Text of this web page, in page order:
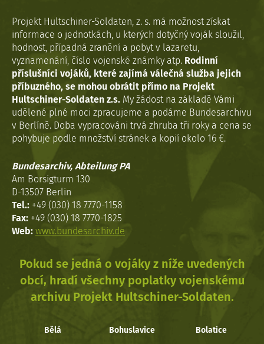
Projekt Hultschiner-Soldaten, z. s. má možnost získat
informace o jednotkách, u kterých dotyčný voják sloužil,
hodnost, případná zranění a pobyt v lazaretu,
vyznamenání, číslo vojenské známky atp. Rodinní
příslušníci vojáků, které zajímá válečná služba jejich
příbuzného, se mohou obrátit přímo na Projekt
Hultschiner-Soldaten z.s. My žádost na základě Vámi
udělené plné moci zpracujeme a podáme Bundesarchivu
v Berlíně. Doba vypracováni trvá zhruba tři roky a cena se
pohybuje podle množství stránek a kopií okolo 16 €.
Bundesarchiv, Abteilung PA
Am Borsigturm 130
D-13507 Berlin
Tel.: +49 (030) 18 7770-1158
Fax: +49 (030) 18 7770-1825
Web: www.bundesarchiv.de
Pokud se jedná o vojáky z níže uvedených
obcí, hradí všechny poplatky vojenskému
archivu Projekt Hultschiner-Soldaten.
Bělá Bohuslavice Bolatice